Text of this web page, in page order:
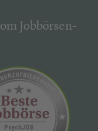
Jobbörsen-